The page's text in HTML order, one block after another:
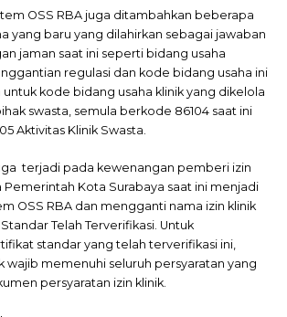
OSS RBA juga ditambahkan beberapa
yang baru yang dilahirkan sebagai jawaban
jaman saat ini seperti bidang usaha
regulasi dan kode bidang usaha ini
kode bidang usaha klinik yang dikelola
swasta, semula berkode 86104 saat ini
Aktivitas Klinik Swasta.
terjadi pada kewenangan pemberi izin
Pemerintah Kota Surabaya saat ini menjadi
OSS RBA dan mengganti nama izin klinik
Telah Terverifikasi. Untuk
standar yang telah terverifikasi ini,
wajib memenuhi seluruh persyaratan yang
persyaratan izin klinik.